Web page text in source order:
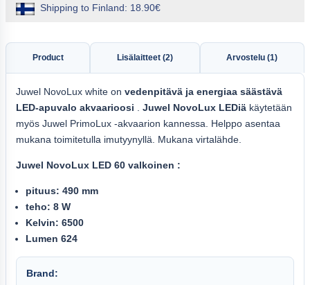
Shipping to Finland: 18.90€
Product Lisälaitteet (2) Arvostelu (1)
Juwel NovoLux white on vedenpitävä ja energiaa säästävä
LED-apuvalo akvaarioosi
Juwel NovoLux LEDiä käytetään
myös Juwel PrimoLux -akvaarion kannessa. Helppo asentaa
mukana toimitetulla imutyynyllä. Mukana virtalähde.
Juwel NovoLux LED 60 valkoinen :
pituus: 490 mm
teho: 8 W
Kelvin: 6500
Lumen 624
Brand: